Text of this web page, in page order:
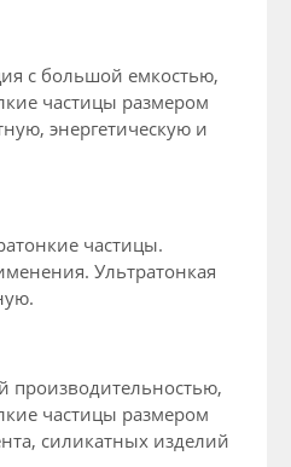
с большой емкостью,
частицы размером
энергетическую и
частицы.
Ультратонкая
производительностью,
частицы размером
силикатных изделий